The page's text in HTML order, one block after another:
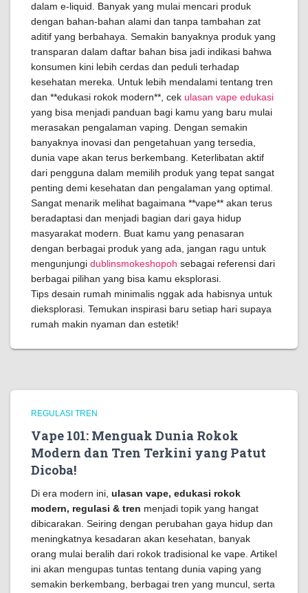
dalam e-liquid. Banyak yang mulai mencari produk
dengan bahan-bahan alami dan tanpa tambahan zat
aditif yang berbahaya. Semakin banyaknya produk yang
transparan dalam daftar bahan bisa jadi indikasi bahwa
konsumen kini lebih cerdas dan peduli terhadap
kesehatan mereka. Untuk lebih mendalami tentang tren
dan **edukasi rokok modern**, cek ulasan vape edukasi
yang bisa menjadi panduan bagi kamu yang baru mulai
merasakan pengalaman vaping. Dengan semakin
banyaknya inovasi dan pengetahuan yang tersedia,
dunia vape akan terus berkembang. Keterlibatan aktif
dari pengguna dalam memilih produk yang tepat sangat
penting demi kesehatan dan pengalaman yang optimal.
Sangat menarik melihat bagaimana **vape** akan terus
beradaptasi dan menjadi bagian dari gaya hidup
masyarakat modern. Buat kamu yang penasaran
dengan berbagai produk yang ada, jangan ragu untuk
mengunjungi dublinsmokeshopoh sebagai referensi dari
berbagai pilihan yang bisa kamu eksplorasi.
Tips desain rumah minimalis nggak ada habisnya untuk
dieksplorasi. Temukan inspirasi baru setiap hari supaya
rumah makin nyaman dan estetik!
REGULASI TREN
Vape 101: Menguak Dunia Rokok
Modern dan Tren Terkini yang Patut
Dicoba!
Di era modern ini, ulasan vape, edukasi rokok
modern, regulasi & tren menjadi topik yang hangat
dibicarakan. Seiring dengan perubahan gaya hidup dan
meningkatnya kesadaran akan kesehatan, banyak
orang mulai beralih dari rokok tradisional ke vape. Artikel
ini akan mengupas tuntas tentang dunia vaping yang
semakin berkembang, berbagai tren yang muncul, serta